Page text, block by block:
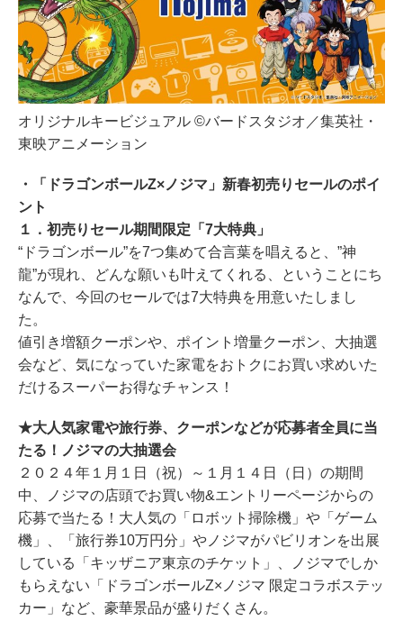
オリジナルキービジュアル ©︎バードスタジオ／集英社・
東映アニメーション
・「ドラゴンボールZ×ノジマ」新春初売りセールのポイ
ント
１．初売りセール期間限定「7大特典」
“ドラゴンボール”を7つ集めて合言葉を唱えると、”神
龍”が現れ、どんな願いも叶えてくれる、ということにち
なんで、今回のセールでは7大特典を用意いたしまし
た。
値引き増額クーポンや、ポイント増量クーポン、大抽選
会など、気になっていた家電をおトクにお買い求めいた
だけるスーパーお得なチャンス！
★大人気家電や旅行券、クーポンなどが応募者全員に当
たる！ノジマの大抽選会
２０２４年１月１日（祝）～１月１４日（日）の期間
中、ノジマの店頭でお買い物&エントリーページからの
応募で当たる！大人気の「ロボット掃除機」や「ゲーム
機」、「旅行券10万円分」やノジマがパビリオンを出展
している「キッザニア東京のチケット」、ノジマでしか
もらえない「ドラゴンボールZ×ノジマ 限定コラボステッ
カー」など、豪華景品が盛りだくさん。